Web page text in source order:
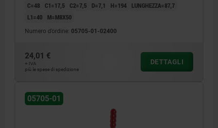
C=48
C1=17,5 C2=7,5 D=7,1 H=194
LUNGHEZZA=87,7
L1=40
M=M8X50
Numero d’ordine: 05705-01-02400
24,01 €
+ IVA
più le spese di spedizione
DETTAGLI
05705-01